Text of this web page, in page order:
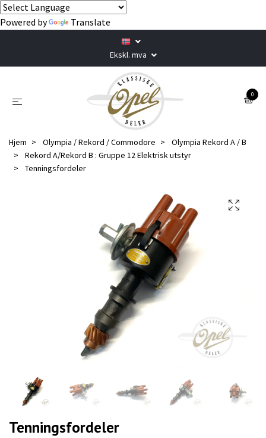
Powered by Translate
Ekskl. mva
0
Hjem Olympia / Rekord / Commodore
Olympia Rekord A / B
Rekord A/Rekord B : Gruppe 12 Elektrisk utstyr
Tenningsfordeler
Tenningsfordeler